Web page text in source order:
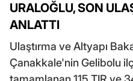
URALOĞLU, SON
ANLATTI
Ulaştırma ve Altyapı
Çanakkale'nin Gelibolu